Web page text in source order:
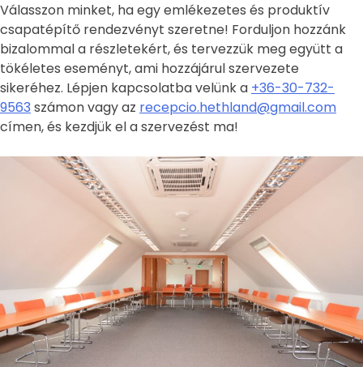
Válasszon minket, ha egy emlékezetes és produktív
csapatépítő rendezvényt szeretne! Forduljon hozzánk
bizalommal a részletekért, és tervezzük meg együtt a
tökéletes eseményt, ami hozzájárul szervezete
sikeréhez. Lépjen kapcsolatba velünk a +36-30-732-
9563 számon vagy az recepcio.hethland@gmail.com
címen, és kezdjük el a szervezést ma!